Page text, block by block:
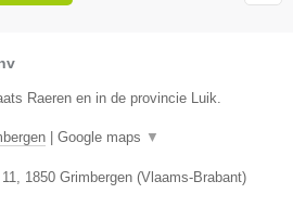
Raeren en in de provincie Luik.
Google maps ▼
1850 Grimbergen (Vlaams-Brabant)